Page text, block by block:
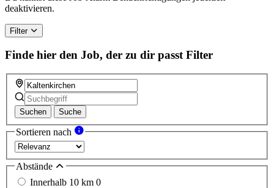
deaktivieren.
Filter
Finde hier den Job, der zu dir passt Filter
Suchen Suche
Sortieren nach
Abstände
Innerhalb 10 km 0